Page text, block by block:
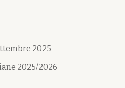
2025
2025/2026